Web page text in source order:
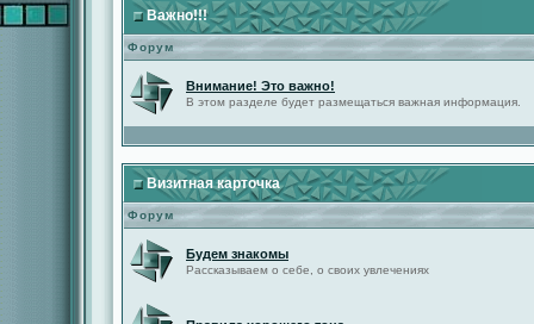
Важно!!!
Форум
Внимание! Это важно!
В этом разделе будет размещаться важная информация.
Визитная карточка
Форум
Будем знакомы
Рассказываем о себе, о своих увлечениях